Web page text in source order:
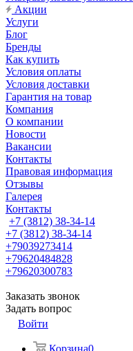
Акции
Услуги
Блог
Бренды
Как купить
Условия оплаты
Условия доставки
Гарантия на товар
Компания
О компании
Новости
Вакансии
Контакты
Правовая информация
Отзывы
Галерея
Контакты
+7 (3812) 38-34-14
+7 (3812) 38-34-14
+79039273414
+79620484828
+79620300783
Заказать звонок
Задать вопрос
Войти
Корзина0